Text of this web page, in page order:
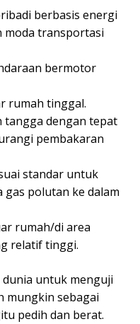
berbasis energi
moda transportasi
bermotor
rumah tinggal.
tangga dengan tepat
pembakaran
standar untuk
polutan ke dalam
rumah/di area
relatif tinggi.
untuk menguji
mungkin sebagai
pedih dan berat.